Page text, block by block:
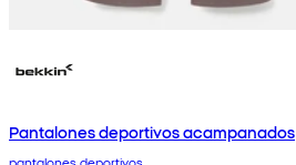
Pantalones deportivos acampanados